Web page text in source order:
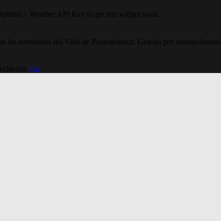
> Weather API Key to get this widget work.
las novedades del Valle de Paravachasca. Gracias por
por lma